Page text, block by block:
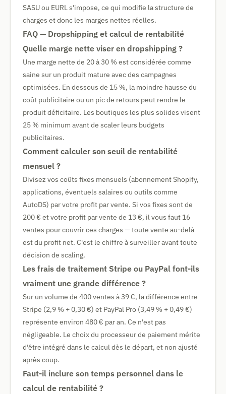
SASU ou EURL s'impose, ce qui modifie la structure de
charges et donc les marges nettes réelles.
FAQ — Dropshipping et calcul de rentabilité
Quelle marge nette viser en dropshipping ?
Une marge nette de 20 à 30 % est considérée comme
saine sur un produit mature avec des campagnes
optimisées. En dessous de 15 %, la moindre hausse du
coût publicitaire ou un pic de retours peut rendre le
produit déficitaire. Les boutiques les plus solides visent
25 % minimum avant de scaler leurs budgets
publicitaires.
Comment calculer son seuil de rentabilité
mensuel ?
Divisez vos coûts fixes mensuels (abonnement Shopify,
applications, éventuels salaires ou outils comme
AutoDS) par votre profit par vente. Si vos fixes sont de
200 € et votre profit par vente de 13 €, il vous faut 16
ventes pour couvrir ces charges — toute vente au-delà
est du profit net. C'est le chiffre à surveiller avant toute
décision de scaling.
Les frais de traitement Stripe ou PayPal font-ils
vraiment une grande différence ?
Sur un volume de 400 ventes à 39 €, la différence entre
Stripe (2,9 % + 0,30 €) et PayPal Pro (3,49 % + 0,49 €)
représente environ 480 € par an. Ce n'est pas
négligeable. Le choix du processeur de paiement mérite
d'être intégré dans le calcul dès le départ, et non ajusté
après coup.
Faut-il inclure son temps personnel dans le
calcul de rentabilité ?